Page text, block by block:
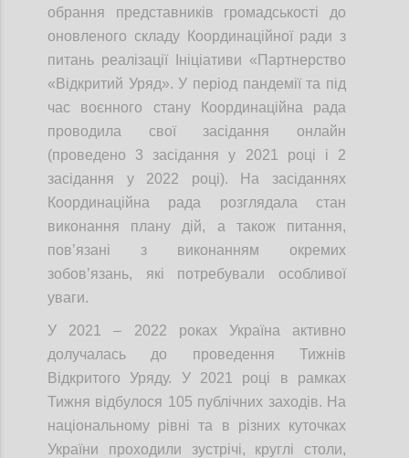
обрання представників громадськості до
оновленого складу Координаційної ради з
питань реалізації Ініціативи «Партнерство
«Відкритий Уряд». У період пандемії та під
час воєнного стану Координаційна рада
проводила свої засідання онлайн
(проведено 3 засідання у 2021 році і 2
засідання у 2022 році). На засіданнях
Координаційна рада розглядала стан
виконання плану дій, а також питання,
пов’язані з виконанням окремих
зобов’язань, які потребували особливої
уваги.
У 2021 – 2022 роках Україна активно
долучалась до проведення Тижнів
Відкритого Уряду. У 2021 році в рамках
Тижня відбулося 105 публічних заходів. На
національному рівні та в різних куточках
України проходили зустрічі, круглі столи,